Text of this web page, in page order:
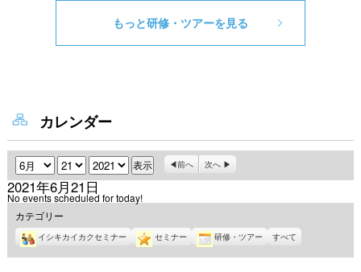
もっと研修・ツアーを見る
カレンダー
月 日 年 前へ 次へ
2021年6月21日
No events scheduled for today!
カテゴリー
イシキカイカクセミナー セミナー 研修・ツアー すべて